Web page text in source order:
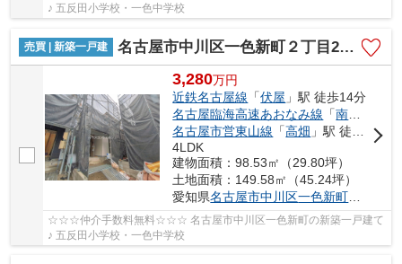
♪ 五反田小学校・一色中学校
売買 | 新築一戸建 名古屋市中川区一色新町２丁目205【仲介手数料無料】新築一戸建て 3号棟
3,280万円
近鉄名古屋線 「伏屋 」駅 徒歩14分
名古屋臨海高速あおなみ線 「南荒子
名古屋市営東山線 「高畑 」駅 徒歩42分
4LDK
建物面積：98.53㎡（29.80坪）
土地面積：149.58㎡（45.24坪）
愛知県名古屋市中川区一色新町
☆☆☆仲介手数料無料☆☆☆ 名古屋市中川区一色新町の新築一戸建て
♪ 五反田小学校・一色中学校